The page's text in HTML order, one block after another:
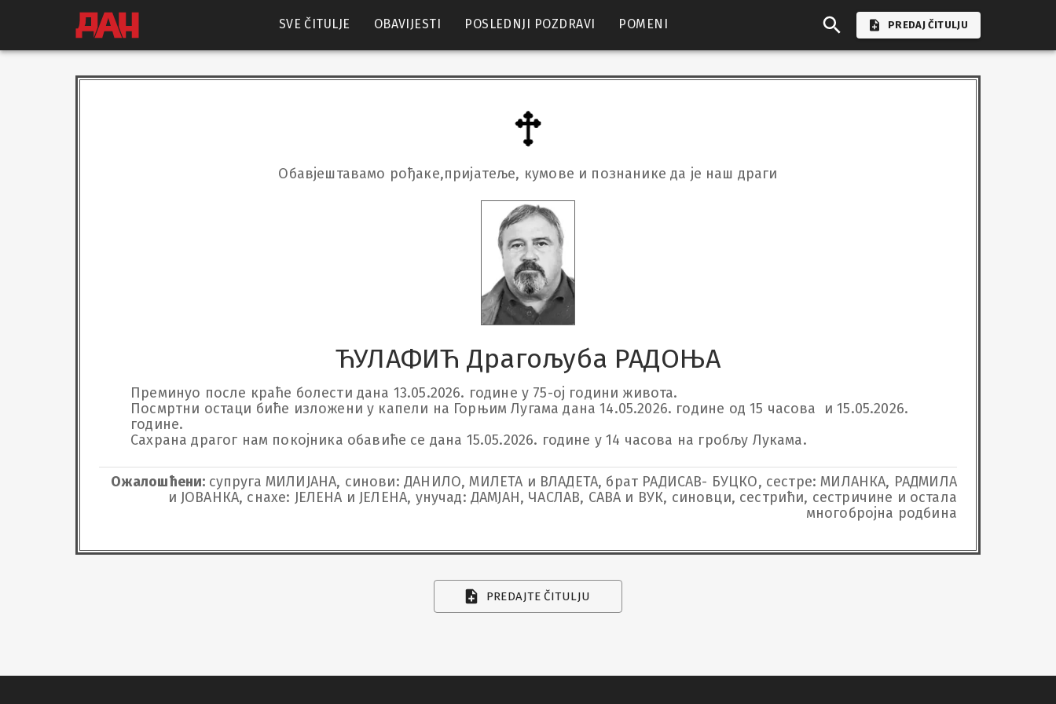
SVE ČITULJE OBAVIJESTI POSLEDNJI POZDRAVI POMENI PREDAJ ČITULJU
Oбавјештавамо рођаке,пријатеље, кумове и познанике да је наш драги
ЋУЛАФИЋ Драгољуба РАДОЊА
Преминуо после краће болести дана 13.05.2026. године у 75-ој години живота.
Посмртни остаци биће изложени у капели на Горњим Лугама дана 14.05.2026. године од 15 часова  и 15.05.2026.
године.
Сахрана драгог нам покојника обавиће се дана 15.05.2026. године у 14 часова на гробљу Лукама.
Ожалошћени: супруга МИЛИЈАНА, синови: ДАНИЛО, МИЛЕТА и ВЛАДЕТА, брат РАДИСАВ- БУЦКО, сестре: МИЛАНКА, РАДМИЛА
и ЈОВАНКА, снахе: ЈЕЛЕНА и ЈЕЛЕНА, унучад: ДАМЈАН, ЧАСЛАВ, САВА и ВУК, синовци, сестрићи, сестричине и остала
многобројна родбина
PREDAJTE ČITULJU